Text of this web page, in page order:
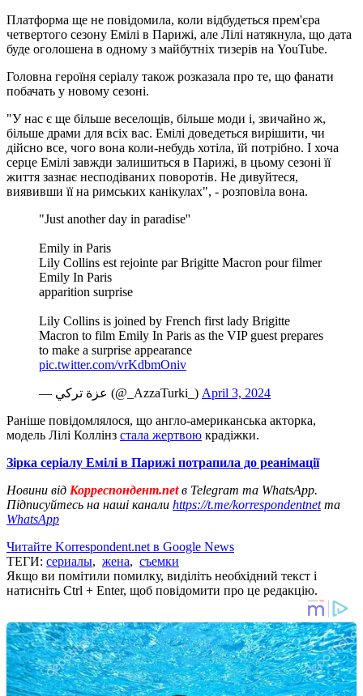
Платформа ще не повідомила, коли відбудеться прем'єра
четвертого сезону Емілі в Парижі, але Лілі натякнула, що дата
буде оголошена в одному з майбутніх тизерів на YouTube.
Головна героїня серіалу також розказала про те, що фанати
побачать у новому сезоні.
"У нас є ще більше веселощів, більше моди і, звичайно ж,
більше драми для всіх вас. Емілі доведеться вирішити, чи
дійсно все, чого вона коли-небудь хотіла, їй потрібно. І хоча
серце Емілі завжди залишиться в Парижі, в цьому сезоні її
життя зазнає несподіваних поворотів. Не дивуйтеся,
виявивши її на римських канікулах", - розповіла вона.
"Just another day in paradise''
Emily in Paris
Lily Collins est rejointe par Brigitte Macron pour filmer
Emily In Paris
apparition surprise
Lily Collins is joined by French first lady Brigitte
Macron to film Emily In Paris as the VIP guest prepares
to make a surprise appearance
pic.twitter.com/vrKdbmOniv
— عزة تركي (@_AzzaTurki_) April 3, 2024
Раніше повідомлялося, що англо-американська акторка,
модель Лілі Коллінз стала жертвою крадіжки.
Зірка серіалу Емілі в Парижі потрапила до реанімації
Новини від Корреспондент.netв Telegram та WhatsApp.
Підписуйтесь на наші канали https://t.me/korrespondentnetта
WhatsApp
Читайте Korrespondent.net в Google News
ТЕГИ: сериалы, жена, съемки
Якщо ви помітили помилку, виділіть необхідний текст і
натисніть Ctrl + Enter, щоб повідомити про це редакцію.